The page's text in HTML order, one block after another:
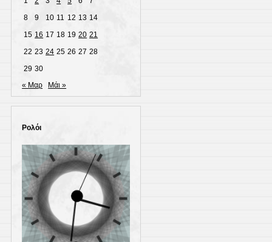
8
9 10 11 12 13 14
15 16 17 18 19 20 21
22 23 24 25 26 27 28
29 30
« Μαρ
Μάι »
Ρολόι